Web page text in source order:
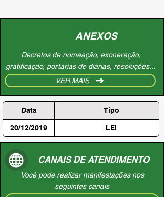
ANEXOS
Decretos de nomeação, exoneração,
gratificação, portarias de diárias, resoluções...
VER MAIS
Data Tipo
20/12/2019 LEI
CANAIS DE ATENDIMENTO
Você pode realizar manifestações nos
seguintes canais